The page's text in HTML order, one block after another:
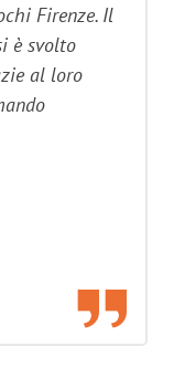
Firenze. Il
è svolto
al loro